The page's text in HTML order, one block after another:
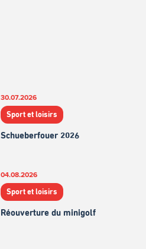
30.07.2026
Sport et loisirs
Schueberfouer 2026
04.08.2026
Sport et loisirs
Réouverture du minigolf